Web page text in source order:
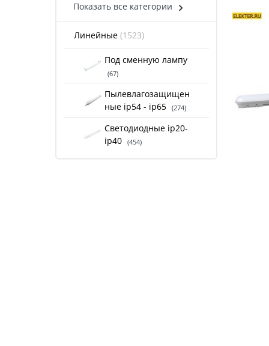
Показать все категории
Линейные (1523)
Под сменную лампу
(67)
Пылевлагозащищен
ные ip54 - ip65 (274)
Светодиодные ip20-
ip40 (454)